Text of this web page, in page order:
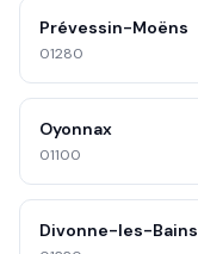
Prévessin-Moëns
01280
Oyonnax
01100
Divonne-les-Bains